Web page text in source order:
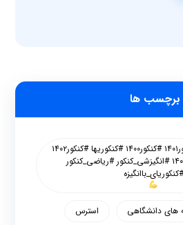
برچسب ها
#کنکور #کنکوری #کنکور۱۴۰۱ #کنکور۱۴۰۰ #کنکوریها #کنکور۱۴۰۲
#کنکوریا #کنکور_۱۴۰۱ #انگیزشی_کنکور #ریاضی_کنکور
#کنکوریای_باانگیزه
های دانشگاهی استرس